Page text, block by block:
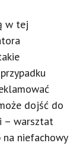
w tej
dojść do
– warsztat
niefachowy